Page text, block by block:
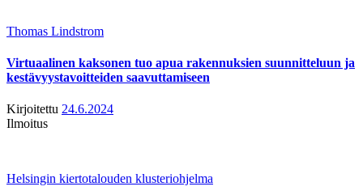
Thomas Lindstrom
Virtuaalinen kaksonen tuo apua rakennuksien suunnitteluun ja
kestävyystavoitteiden saavuttamiseen
Kirjoitettu 24.6.2024
Ilmoitus
Helsingin kiertotalouden klusteriohjelma